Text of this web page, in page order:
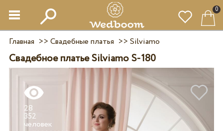
0
Главная >> Свадебные платья >> Silviamo
Свадебное платье Silviamo S-180
28
352
человек